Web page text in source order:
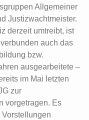
Allgemeiner
Justizwachtmeister.
derzeit umtreibt, ist
auch das
bzw.
ausgearbeitete –
im Mai letzten
zur
vorgetragen. Es